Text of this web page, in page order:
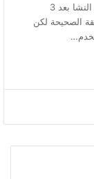
عالم العناية بالبشرة. وأثبتت التجارب أن نتائج ماسك النشا بعد 3
الصحيحة لكن